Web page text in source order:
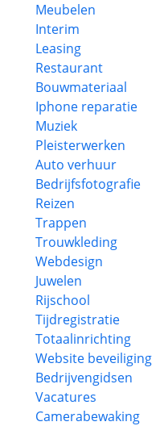
Meubelen
Interim
Leasing
Restaurant
Bouwmateriaal
Iphone reparatie
Muziek
Pleisterwerken
Auto verhuur
Bedrijfsfotografie
Reizen
Trappen
Trouwkleding
Webdesign
Juwelen
Rijschool
Tijdregistratie
Totaalinrichting
Website beveiliging
Bedrijvengidsen
Vacatures
Camerabewaking